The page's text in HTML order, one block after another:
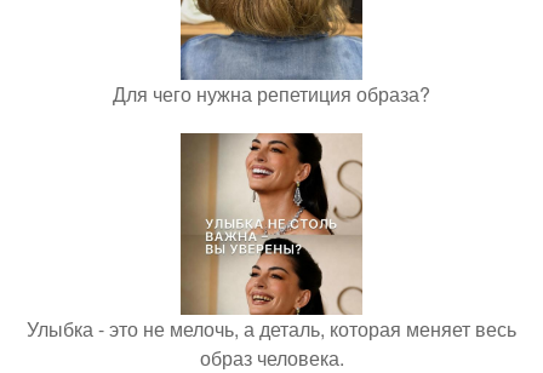
Для чего нужна репетиция образа?
Улыбка - это не мелочь, а деталь, которая меняет весь
образ человека.